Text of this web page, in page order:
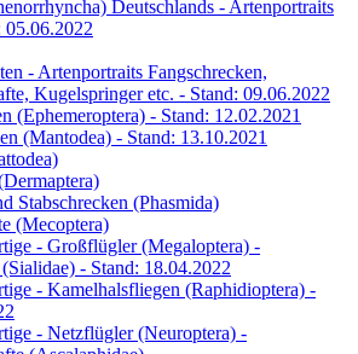
Deutschlands - Artenportraits
05.06.2022
- Artenportraits Fangschrecken,
Kugelspringer etc. - Stand: 09.06.2022
(Ephemeroptera) - Stand: 12.02.2021
(Mantodea) - Stand: 13.10.2021
Stabschrecken (Phasmida)
(Mecoptera)
- Großflügler (Megaloptera) -
- Stand: 18.04.2022
- Kamelhalsfliegen (Raphidioptera) -
- Netzflügler (Neuroptera) -